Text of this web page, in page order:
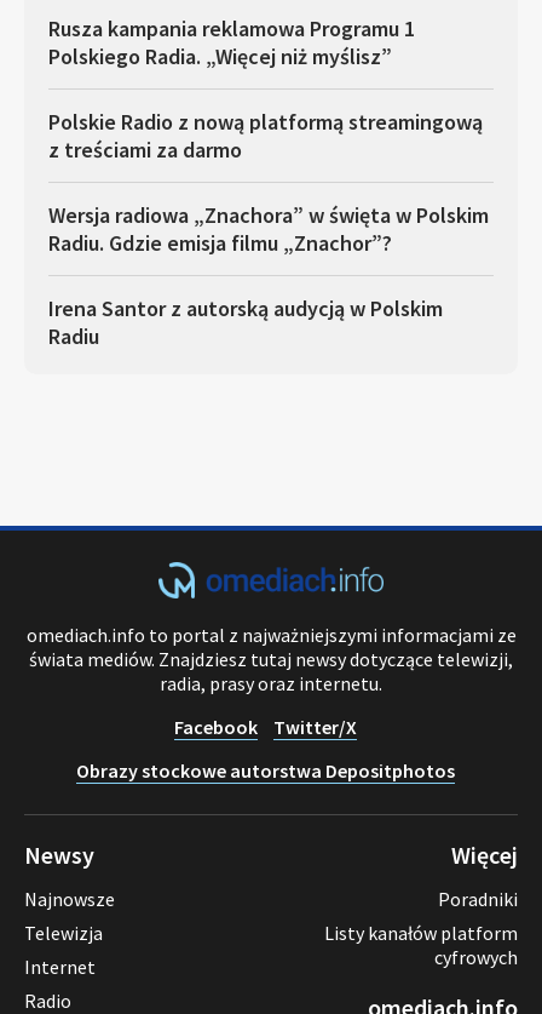
Rusza kampania reklamowa Programu 1
Polskiego Radia. „Więcej niż myślisz”
Polskie Radio z nową platformą streamingową
z treściami za darmo
Wersja radiowa „Znachora” w święta w Polskim
Radiu. Gdzie emisja filmu „Znachor”?
Irena Santor z autorską audycją w Polskim
Radiu
omediach.info to portal z najważniejszymi informacjami ze
świata mediów. Znajdziesz tutaj newsy dotyczące telewizji,
radia, prasy oraz internetu.
Facebook
Twitter/X
Obrazy stockowe autorstwa Depositphotos
Newsy
Najnowsze
Telewizja
Internet
Radio
Więcej
Poradniki
Listy kanałów platform
cyfrowych
omediach.info